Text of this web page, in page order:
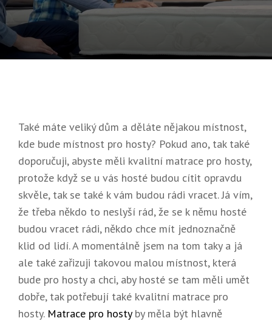
On
6.
Také máte veliký dům a děláte nějakou místnost,
kde bude místnost pro hosty? Pokud ano, tak také
doporučuji, abyste měli kvalitní matrace pro hosty,
protože když se u vás hosté budou cítit opravdu
skvěle, tak se také k vám budou rádi vracet. Já vím,
že třeba někdo to neslyší rád, že se k němu hosté
budou vracet rádi, někdo chce mít jednoznačně
klid od lidí. A momentálně jsem na tom taky a já
ale také zařizuji takovou malou místnost, která
bude pro hosty a chci, aby hosté se tam měli umět
dobře, tak potřebují také kvalitní matrace pro
hosty. Matrace pro hostyby měla být hlavně